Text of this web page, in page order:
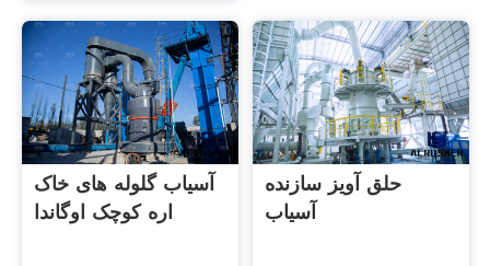
آسیاب گلوله های خاک
اره کوچک اوگاندا
حلق آویز سازنده
آسیاب